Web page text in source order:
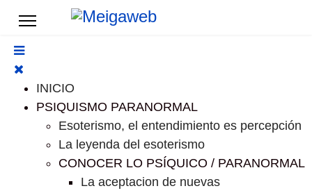
INICIO
PSIQUISMO PARANORMAL
Esoterismo, el entendimiento es percepción
La leyenda del esoterismo
CONOCER LO PSÍQUICO / PARANORMAL
La aceptacion de nuevas